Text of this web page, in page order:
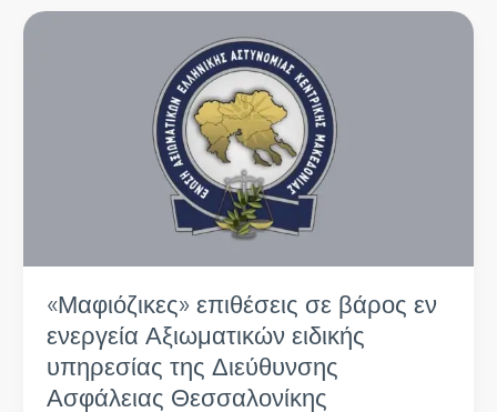
«Μαφιόζικες» επιθέσεις σε βάρος εν
ενεργεία Αξιωματικών ειδικής
υπηρεσίας της Διεύθυνσης
Ασφάλειας Θεσσαλονίκης
Θεσσαλονίκης